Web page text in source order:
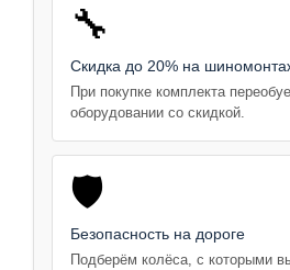
🔧
Скидка до 20% на
При покупке комплекта
оборудовании со скидкой.
🛡️
Безопасность на дороге
Подберём колёса, с которыми